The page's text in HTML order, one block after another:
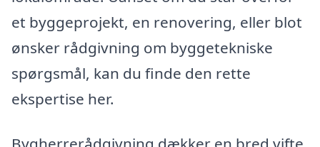
et byggeprojekt, en renovering, eller blot
ønsker rådgivning om byggetekniske
spørgsmål, kan du finde den rette
ekspertise her.